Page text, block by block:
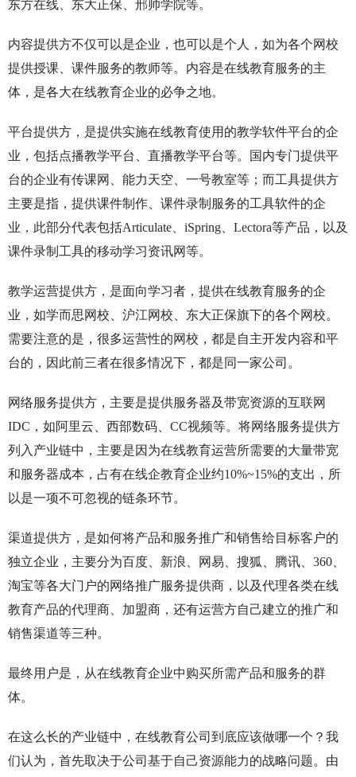
东方在线、东大正保、邢帅学院等。
内容提供方不仅可以是企业，也可以是个人，如为各个网校
提供授课、课件服务的教师等。内容是在线教育服务的主
体，是各大在线教育企业的必争之地。
平台提供方，是提供实施在线教育使用的教学软件平台的企
业，包括点播教学平台、直播教学平台等。国内专门提供平
台的企业有传课网、能力天空、一号教室等；而工具提供方
主要是指，提供课件制作、课件录制服务的工具软件的企
业，此部分代表包括Articulate、iSpring、Lectora等产品，以及
课件录制工具的移动学习资讯网等。
教学运营提供方，是面向学习者，提供在线教育服务的企
业，如学而思网校、沪江网校、东大正保旗下的各个网校。
需要注意的是，很多运营性的网校，都是自主开发内容和平
台的，因此前三者在很多情况下，都是同一家公司。
网络服务提供方，主要是提供服务器及带宽资源的互联网
IDC，如阿里云、西部数码、CC视频等。将网络服务提供方
列入产业链中，主要是因为在线教育运营所需要的大量带宽
和服务器成本，占有在线企教育企业约10%~15%的支出，所
以是一项不可忽视的链条环节。
渠道提供方，是如何将产品和服务推广和销售给目标客户的
独立企业，主要分为百度、新浪、网易、搜狐、腾讯、360、
淘宝等各大门户的网络推广服务提供商，以及代理各类在线
教育产品的代理商、加盟商，还有运营方自己建立的推广和
销售渠道等三种。
最终用户是，从在线教育企业中购买所需产品和服务的群
体。
在这么长的产业链中，在线教育公司到底应该做哪一个？我
们认为，首先取决于公司基于自己资源能力的战略问题。由